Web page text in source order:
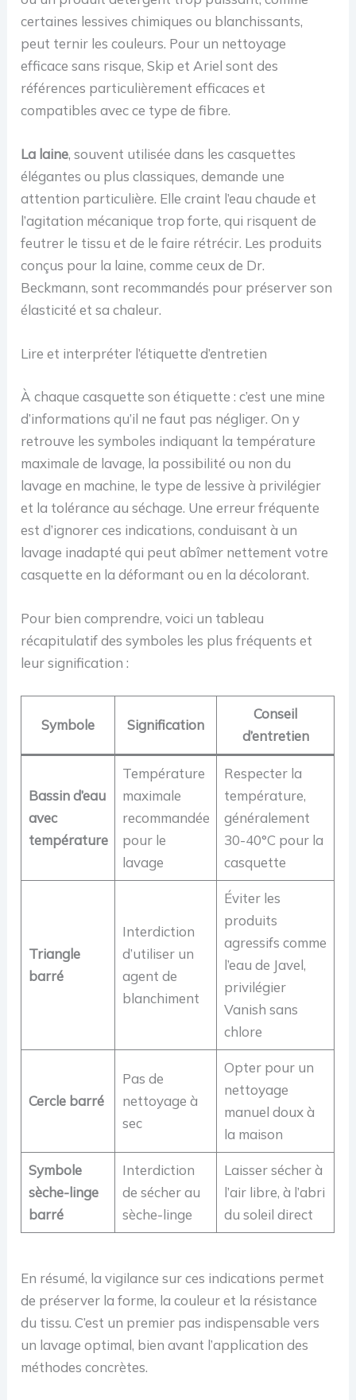
certaines lessives chimiques ou blanchissants,
peut ternir les couleurs. Pour un nettoyage
efficace sans risque, Skip et Ariel sont des
références particulièrement efficaces et
compatibles avec ce type de fibre.
La laine, souvent utilisée dans les casquettes
élégantes ou plus classiques, demande une
attention particulière. Elle craint l’eau chaude et
l’agitation mécanique trop forte, qui risquent de
feutrer le tissu et de le faire rétrécir. Les produits
conçus pour la laine, comme ceux de Dr.
Beckmann, sont recommandés pour préserver son
élasticité et sa chaleur.
Lire et interpréter l’étiquette d’entretien
À chaque casquette son étiquette : c’est une mine
d’informations qu’il ne faut pas négliger. On y
retrouve les symboles indiquant la température
maximale de lavage, la possibilité ou non du
lavage en machine, le type de lessive à privilégier
et la tolérance au séchage. Une erreur fréquente
est d’ignorer ces indications, conduisant à un
lavage inadapté qui peut abîmer nettement votre
casquette en la déformant ou en la décolorant.
Pour bien comprendre, voici un tableau
récapitulatif des symboles les plus fréquents et
leur signification :
Symbole Signification
Conseil
d’entretien
Bassin d’eau
avec
température
Température
maximale
recommandée
pour le
lavage
Respecter la
température,
généralement
30-40°C pour la
casquette
Triangle
barré
Interdiction
d’utiliser un
agent de
blanchiment
Éviter les
produits
agressifs comme
l’eau de Javel,
privilégier
Vanish sans
chlore
Cercle barré
Pas de
nettoyage à
sec
Opter pour un
nettoyage
manuel doux à
la maison
Symbole
sèche-linge
barré
Interdiction
de sécher au
sèche-linge
Laisser sécher à
l’air libre, à l’abri
du soleil direct
En résumé, la vigilance sur ces indications permet
de préserver la forme, la couleur et la résistance
du tissu. C’est un premier pas indispensable vers
un lavage optimal, bien avant l’application des
méthodes concrètes.